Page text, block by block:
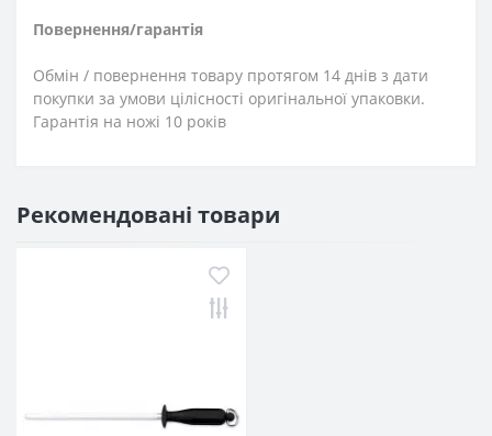
Повернення/гарантія
Обмін / повернення товару протягом 14 днів з дати
покупки за умови цілісності оригінальної упаковки.
Гарантія на ножі 10 років
Рекомендовані товари